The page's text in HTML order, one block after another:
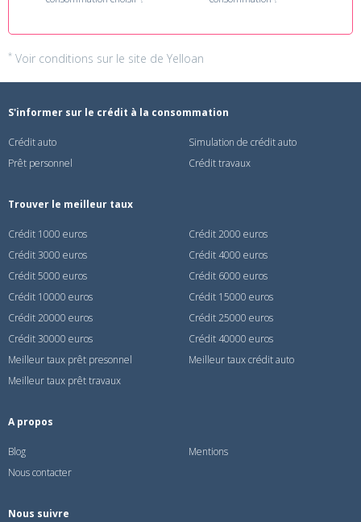
* Voir conditions sur le site de Yelloan
S'informer sur le crédit à la consommation
Crédit auto
Simulation de crédit auto
Prêt personnel
Crédit travaux
Trouver le meilleur taux
Crédit 1000 euros
Crédit 2000 euros
Crédit 3000 euros
Crédit 4000 euros
Crédit 5000 euros
Crédit 6000 euros
Crédit 10000 euros
Crédit 15000 euros
Crédit 20000 euros
Crédit 25000 euros
Crédit 30000 euros
Crédit 40000 euros
Meilleur taux prêt presonnel
Meilleur taux crédit auto
Meilleur taux prêt travaux
A propos
Blog
Mentions
Nous contacter
Nous suivre